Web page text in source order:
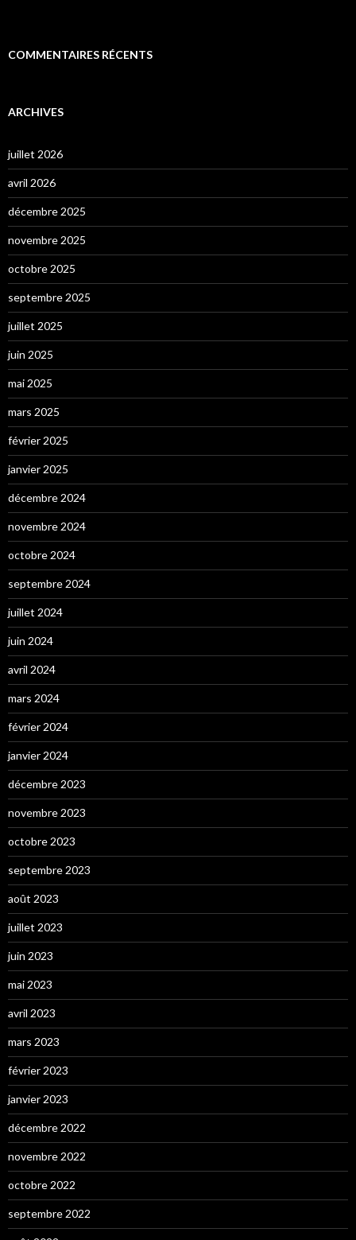
COMMENTAIRES RÉCENTS
ARCHIVES
juillet 2026
avril 2026
décembre 2025
novembre 2025
octobre 2025
septembre 2025
juillet 2025
juin 2025
mai 2025
mars 2025
février 2025
janvier 2025
décembre 2024
novembre 2024
octobre 2024
septembre 2024
juillet 2024
juin 2024
avril 2024
mars 2024
février 2024
janvier 2024
décembre 2023
novembre 2023
octobre 2023
septembre 2023
août 2023
juillet 2023
juin 2023
mai 2023
avril 2023
mars 2023
février 2023
janvier 2023
décembre 2022
novembre 2022
octobre 2022
septembre 2022